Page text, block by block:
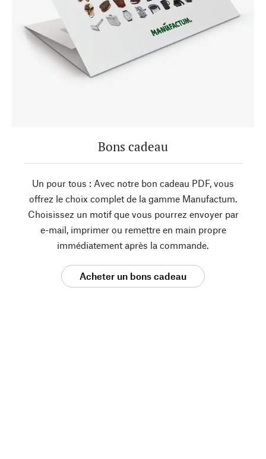
Bons cadeau
Un pour tous : Avec notre bon cadeau PDF, vous
offrez le choix complet de la gamme Manufactum.
Choisissez un motif que vous pourrez envoyer par
e-mail, imprimer ou remettre en main propre
immédiatement après la commande.
Acheter un bons cadeau